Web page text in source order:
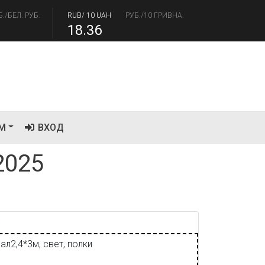
БЕЛ. РУБ. RUB/ 10 UAH РУБ./10 ГРИВНА.
18.36
ВХОД
свет, полки